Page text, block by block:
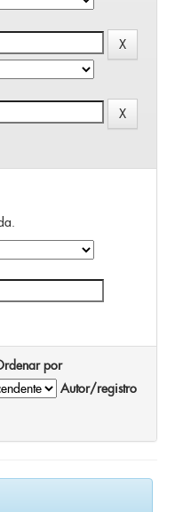
por
Autor/registro